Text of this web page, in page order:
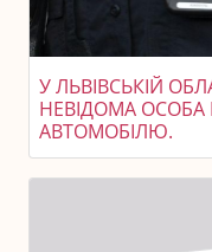
У ЛЬВІВСЬКІЙ
НЕВІДОМА ОСОБА
АВТОМОБІЛЮ.